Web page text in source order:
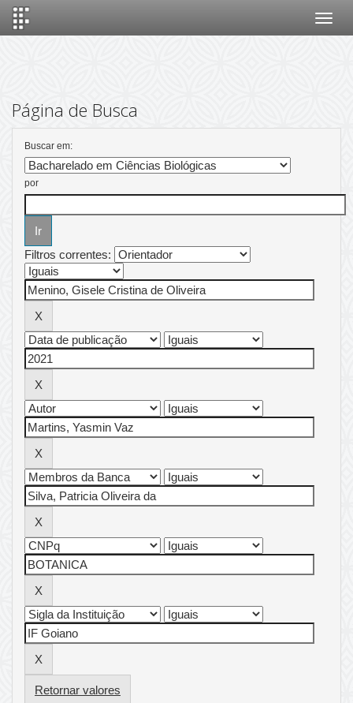
Página de Busca
Buscar em:
por
Filtros correntes:
Retornar valores